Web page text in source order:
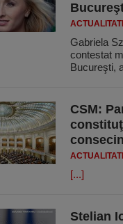
Gabriela
contestat
Bucureşti,
CSM:
[...]
Stelian